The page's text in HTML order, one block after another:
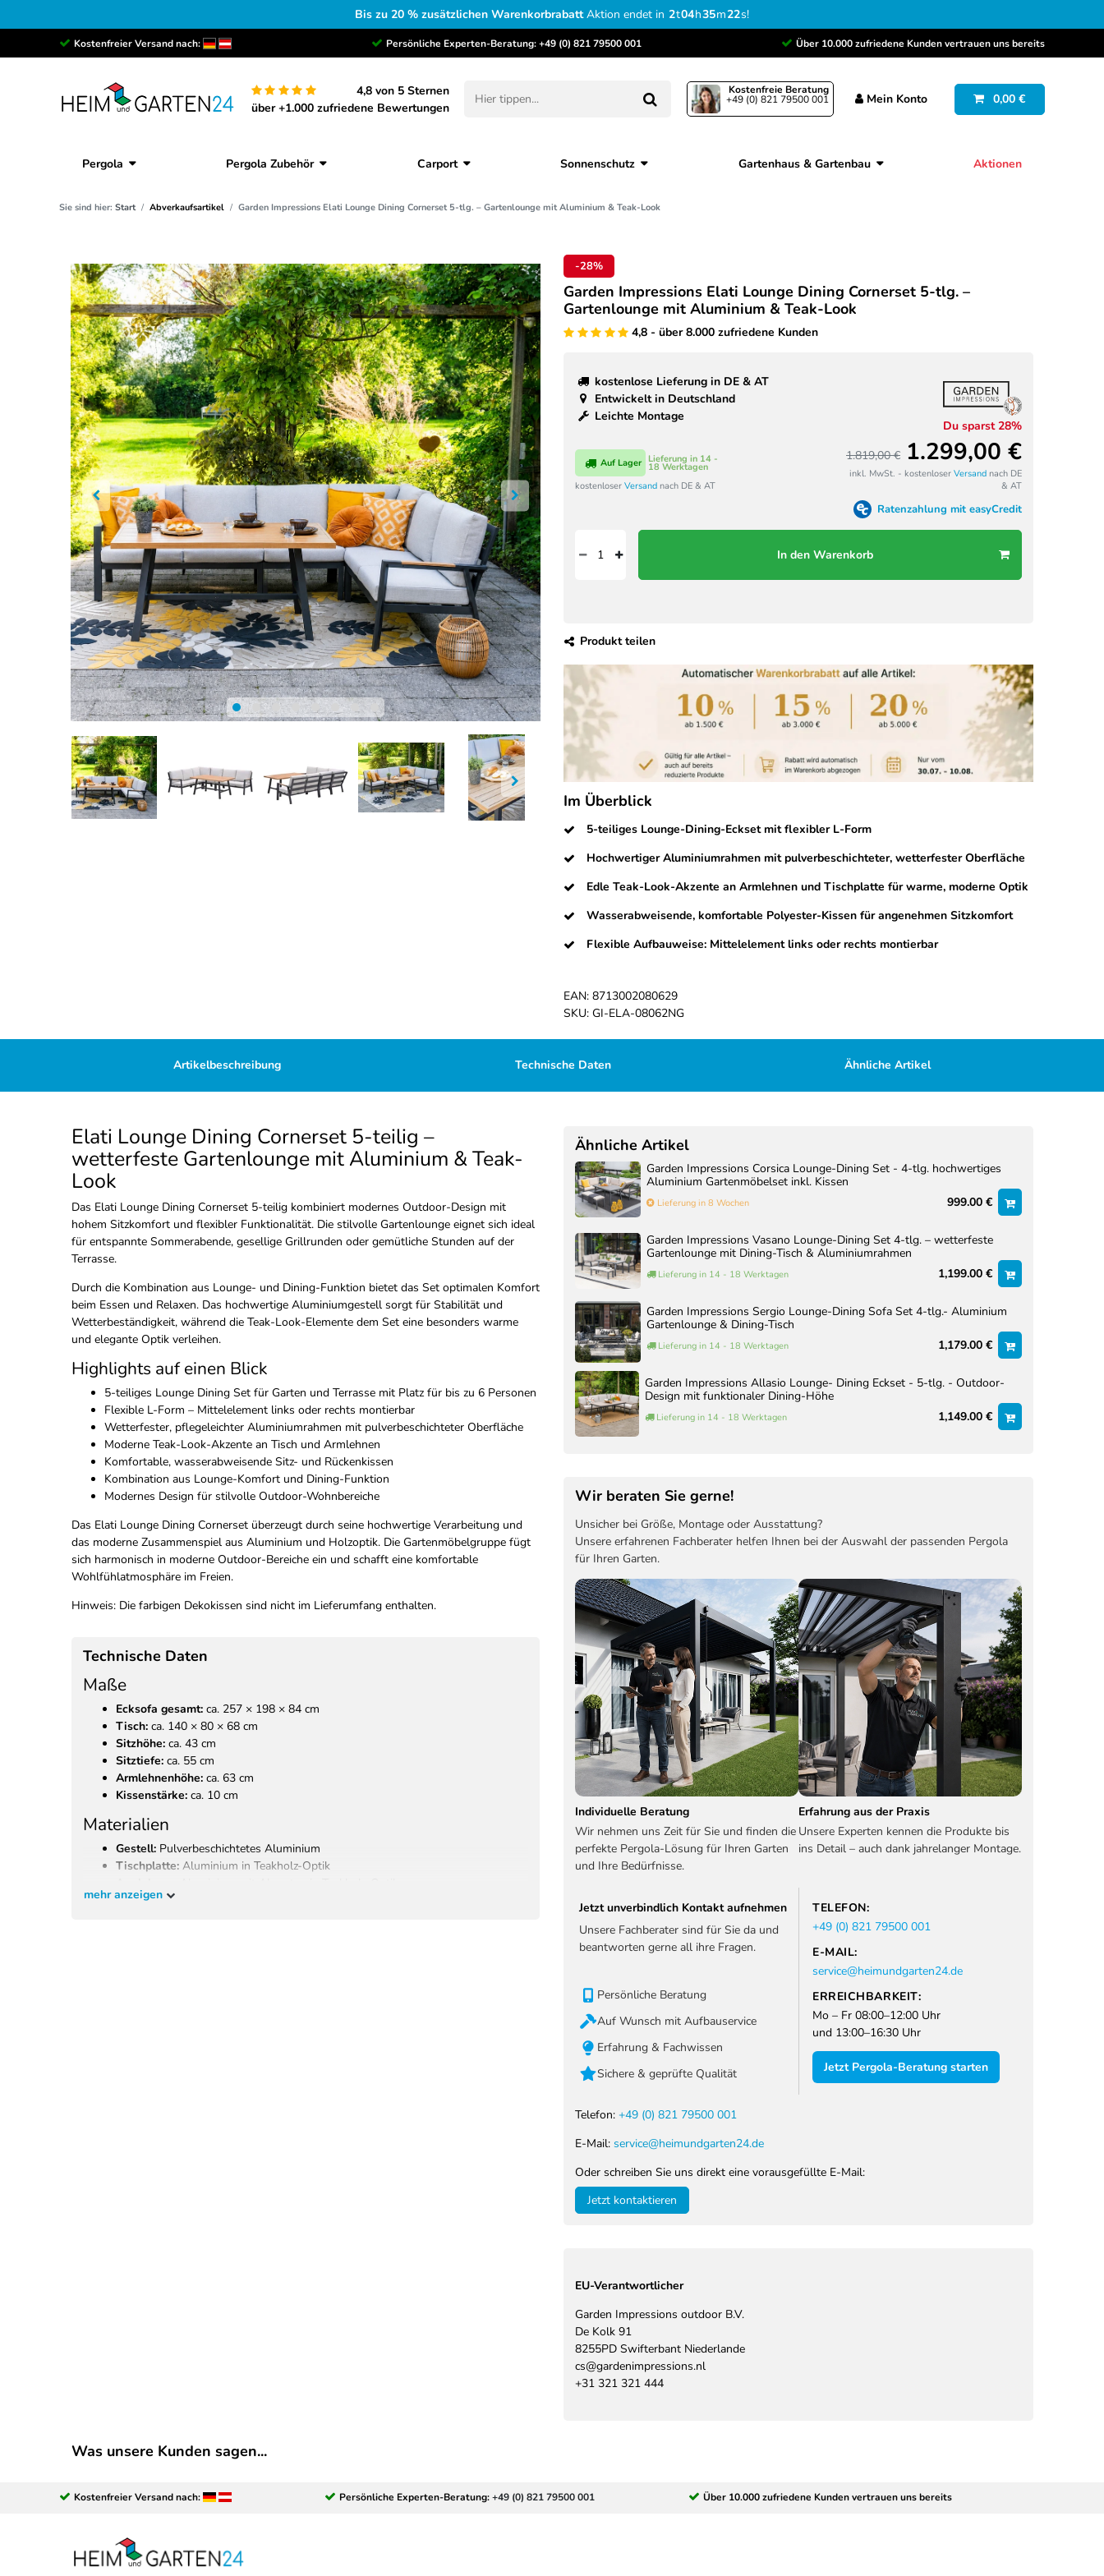
Bis zu 20 % zusätzlichen WarenkorbrabattAktion endet in 2t04h35m21s!
Kostenfreier Versand nach: Persönliche Experten-Beratung:+49 (0) 821 79500 001 Über 10.000 zufriedene Kunden vertrauen uns bereits
4,8 von 5 Sternen
über +1.000 zufriedene Bewertungen
Kostenfreie Beratung
+49 (0) 821 79500 001 Mein Konto 0,00 €
Pergola Pergola Zubehör Carport Sonnenschutz Gartenhaus & Gartenbau Aktionen
Sie sind hier: Start Abverkaufsartikel Garden Impressions Elati Lounge Dining Cornerset 5-tlg. – Gartenlounge mit Aluminium & Teak-Look
-28%
Garden Impressions Elati Lounge Dining Cornerset 5-tlg. –
Gartenlounge mit Aluminium & Teak-Look
4,8 - über 8.000 zufriedene Kunden
kostenlose Lieferung in DE & AT
Entwickelt in Deutschland
Leichte Montage
Lieferung in 14 -
18 Werktagen
Auf Lager
kostenloser Versand nach DE & AT
Du sparst 28%
1.819,00 € 1.299,00 €
inkl. MwSt. - kostenloser Versand nach DE
& AT
Ratenzahlung mit easyCredit
In den Warenkorb
Produkt teilen
Im Überblick
5-teiliges Lounge-Dining-Eckset mit flexibler L-Form
Hochwertiger Aluminiumrahmen mit pulverbeschichteter, wetterfester Oberfläche
Edle Teak-Look-Akzente an Armlehnen und Tischplatte für warme, moderne Optik
Wasserabweisende, komfortable Polyester-Kissen für angenehmen Sitzkomfort
Flexible Aufbauweise: Mittelelement links oder rechts montierbar
EAN: 8713002080629
SKU: GI-ELA-08062NG
Artikelbeschreibung Technische Daten Ähnliche Artikel
Elati Lounge Dining Cornerset 5-teilig –
wetterfeste Gartenlounge mit Aluminium & Teak-
Look
Das Elati Lounge Dining Cornerset 5-teilig kombiniert modernes Outdoor-Design mit
hohem Sitzkomfort und flexibler Funktionalität. Die stilvolle Gartenlounge eignet sich ideal
für entspannte Sommerabende, gesellige Grillrunden oder gemütliche Stunden auf der
Terrasse.
Durch die Kombination aus Lounge- und Dining-Funktion bietet das Set optimalen Komfort
beim Essen und Relaxen. Das hochwertige Aluminiumgestell sorgt für Stabilität und
Wetterbeständigkeit, während die Teak-Look-Elemente dem Set eine besonders warme
und elegante Optik verleihen.
Highlights auf einen Blick
5-teiliges Lounge Dining Set für Garten und Terrasse mit Platz für bis zu 6 Personen
Flexible L-Form – Mittelelement links oder rechts montierbar
Wetterfester, pflegeleichter Aluminiumrahmen mit pulverbeschichteter Oberfläche
Moderne Teak-Look-Akzente an Tisch und Armlehnen
Komfortable, wasserabweisende Sitz- und Rückenkissen
Kombination aus Lounge-Komfort und Dining-Funktion
Modernes Design für stilvolle Outdoor-Wohnbereiche
Das Elati Lounge Dining Cornerset überzeugt durch seine hochwertige Verarbeitung und
das moderne Zusammenspiel aus Aluminium und Holzoptik. Die Gartenmöbelgruppe fügt
sich harmonisch in moderne Outdoor-Bereiche ein und schafft eine komfortable
Wohlfühlatmosphäre im Freien.
Hinweis: Die farbigen Dekokissen sind nicht im Lieferumfang enthalten.
Technische Daten
Maße
Ecksofa gesamt: ca. 257 × 198 × 84 cm
Tisch: ca. 140 × 80 × 68 cm
Sitzhöhe: ca. 43 cm
Sitztiefe: ca. 55 cm
Armlehnenhöhe: ca. 63 cm
Kissenstärke: ca. 10 cm
Materialien
Gestell: Pulverbeschichtetes Aluminium
Tischplatte: Aluminium in Teakholz-Optik
Kissenbezug:
mehr anzeigen
Ähnliche Artikel
Garden Impressions Corsica Lounge-Dining Set - 4-tlg. hochwertiges
Aluminium Gartenmöbelset inkl. Kissen
Lieferung in 8 Wochen 999.00 €
Garden Impressions Vasano Lounge-Dining Set 4-tlg. – wetterfeste
Gartenlounge mit Dining-Tisch & Aluminiumrahmen
Lieferung in 14 - 18 Werktagen 1,199.00 €
Garden Impressions Sergio Lounge-Dining Sofa Set 4-tlg.- Aluminium
Gartenlounge & Dining-Tisch
Lieferung in 14 - 18 Werktagen 1,179.00 €
Garden Impressions Allasio Lounge- Dining Eckset - 5-tlg. - Outdoor-
Design mit funktionaler Dining-Höhe
Lieferung in 14 - 18 Werktagen 1,149.00 €
Wir beraten Sie gerne!
Unsicher bei Größe, Montage oder Ausstattung?
Unsere erfahrenen Fachberater helfen Ihnen bei der Auswahl der passenden Pergola
für Ihren Garten.
Individuelle Beratung
Wir nehmen uns Zeit für Sie und finden die
perfekte Pergola-Lösung für Ihren Garten
und Ihre Bedürfnisse.
Erfahrung aus der Praxis
Unsere Experten kennen die Produkte bis
ins Detail – auch dank jahrelanger Montage.
Jetzt unverbindlich Kontakt aufnehmen
Unsere Fachberater sind für Sie da und
beantworten gerne all ihre Fragen.
Persönliche Beratung
Auf Wunsch mit Aufbauservice
Erfahrung & Fachwissen
Sichere & geprüfte Qualität
TELEFON:
+49 (0) 821 79500 001
E-MAIL:
service@heimundgarten24.de
ERREICHBARKEIT:
Mo – Fr 08:00–12:00 Uhr
und 13:00–16:30 Uhr
Jetzt Pergola-Beratung starten
Telefon: +49 (0) 821 79500 001
E-Mail: service@heimundgarten24.de
Oder schreiben Sie uns direkt eine vorausgefüllte E-Mail:
Jetzt kontaktieren
EU-Verantwortlicher
Garden Impressions outdoor B.V.
De Kolk 91
8255PD Swifterbant Niederlande
cs@gardenimpressions.nl
+31 321 321 444
Was unsere Kunden sagen...
Kostenfreier Versand nach: Persönliche Experten-Beratung:+49 (0) 821 79500 001 Über 10.000 zufriedene Kunden vertrauen uns bereits